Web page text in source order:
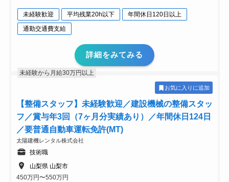
未経験歓迎 平均残業20h以下
年間休日120日以上
通勤交通費支給
詳細をみてみる
未経験から月給30万円以上
お気に入りに追加
【整備スタッフ】未経験歓迎／建設機械の整備スタッ
フ／賞与年3回（7ヶ月分実績あり）／年間休日124日
／要普通自動車運転免許(MT)
太陽建機レンタル株式会社
技術職
山梨県 山梨市
450万円〜550万円